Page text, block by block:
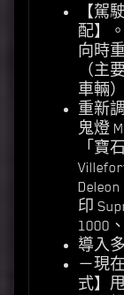
【駕
配】
向時
（主
車輛
重新
鬼燈
「寶
印
1000
導入
－現
式】